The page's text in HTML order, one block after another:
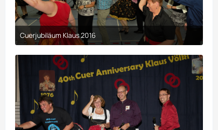
Cuerjubiläum Klaus 2016
9. April 2017 um 00:29